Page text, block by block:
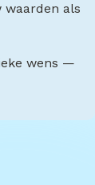
waarden als
wens —